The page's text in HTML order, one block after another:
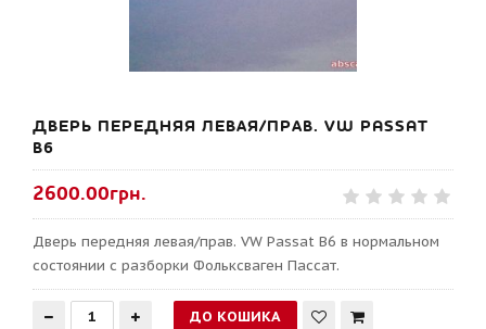
ДВЕРЬ ПЕРЕДНЯЯ ЛЕВАЯ/ПРАВ. VW PASSAT
B6
2600.00грн.
Дверь передняя левая/прав. VW Passat B6 в нормальном
состоянии с разборки Фольксваген Пассат.